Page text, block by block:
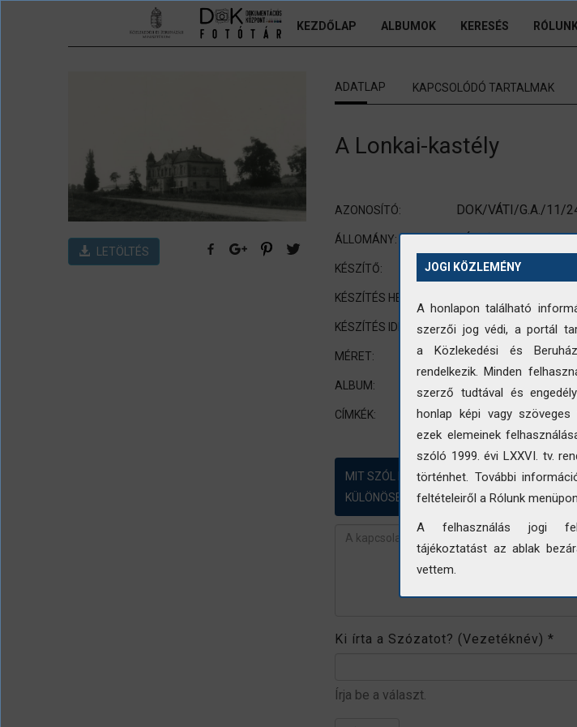
KEZDŐLAP ALBUMOK KERESÉS
LETÖLTÉS
ADATLAP KAPCSOLÓDÓ TARTALMAK
A Lonkai-kastély
AZONOSÍTÓ: DOK/VÁTI/G.A./11/
ÁLLOMÁNY: VÁTI (Városépítési
KÉSZÍTŐ: Gazda Anikó
KÉSZÍTÉS HELYE:
KÉSZÍTÉS IDEJE: 1983
MÉRET: nem standard
ALBUM: Látkép
CÍMKÉK: kastély torony
MIT SZÓL HOZZÁ?! ÖRÖMMEL FOGADJUK A
KÜLÖNÖSEN AZOKBAN AZ ESETEKBEN,
Ki írta a Szózatot? (Vezetéknév)*
Írja be a választ.
JOGI KÖZLEMÉNY
A honlapon található
szerzői jog védi, a portál
a Közlekedési és
rendelkezik. Minden
szerző tudtával és
honlap képi vagy szöveges
ezek elemeinek
szóló 1999. évi LXXVI. tv.
történhet. További
feltételeiről a Rólunk
A felhasználás jogi
tájékoztatást az ablak
vettem.